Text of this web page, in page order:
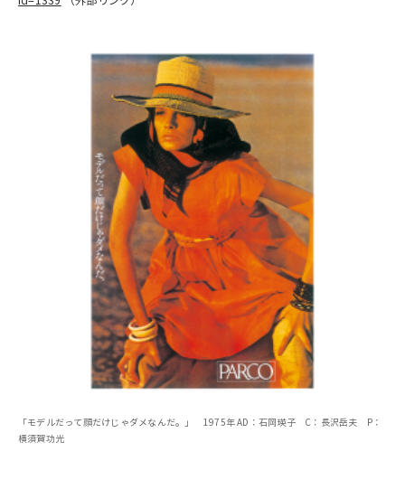
「モデルだって顔だけじゃダメなんだ。」 1975年 AD：石岡瑛子 C：長沢岳夫 P：
横須賀功光